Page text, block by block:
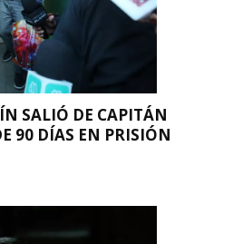
SALIÓ DE CAPITÁN
90 DÍAS EN PRISIÓN